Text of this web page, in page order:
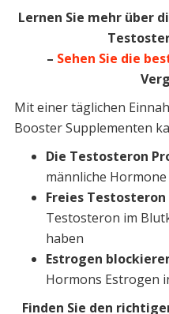
Lernen Sie mehr über
– Sehen Sie die
Mit einer täglichen
Booster Supplementen
Die Testosteron
männliche
Freies
Testosteron im
haben
Estrogen
Hormons Estrogen
Finden Sie den